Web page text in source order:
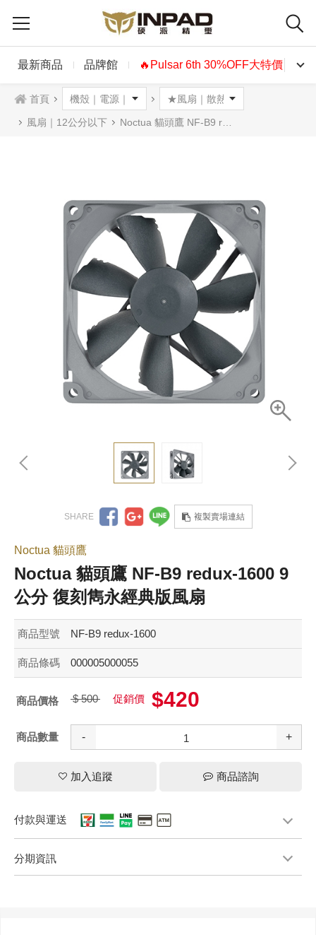
最新商品 品牌館 🔥Pulsar 6th 30%OFF大特價🔥
首頁
風扇｜12公分以下 Noctua 貓頭鷹 NF-B9 redux-1600 9公分 復刻雋永經典版風扇
複製賣場連結
Noctua 貓頭鷹
Noctua 貓頭鷹 NF-B9 redux-1600 9
公分 復刻雋永經典版風扇
商品型號 NF-B9 redux-1600
商品條碼 000005000055
商品價格 $ 500 促銷價 $420
商品數量 - +
加入追蹤 商品諮詢
付款與運送
分期資訊